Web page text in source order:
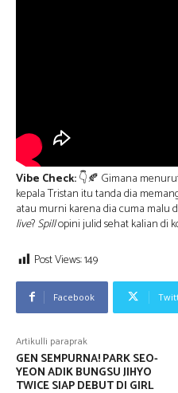
Vibe Check:👇🍂 Gimana
kepala Tristan itu tanda dia
atau murni karena dia cuma malu
live?Spillopini julid sehat kalian di
Post Views:149
Facebook
Artikulli paraprak
GEN SEMPURNA! PARK SEO-
YEON ADIK BUNGSU JIHYO
TWICE SIAP DEBUT DI GIRL